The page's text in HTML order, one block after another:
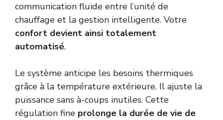
communication fluide entre l’unité de
chauffage et la gestion intelligente. Votre
confort devient ainsi totalement
automatisé.
Le système anticipe les besoins thermiques
grâce à la température extérieure. Il ajuste la
puissance sans à-coups inutiles. Cette
régulation fine prolonge la durée de vie de